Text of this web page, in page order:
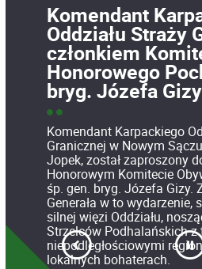
Komendant
Oddziału Straży
członkiem
Honorowego
bryg. Józefa Gizy
Komendant Karpackiego
Granicznej w Nowym
Jopek, został zaproszony
Honorowym Komitecie
śp. gen. bryg. Józefa Gizy.
Generała w to wydarzenie,
silnej więzi Oddziału,
Strzelców Podhalańskich z
niepodległościowymi
lokalnych bohaterach.